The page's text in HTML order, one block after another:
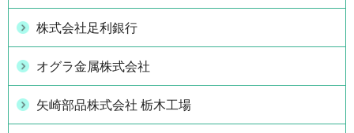
株式会社足利銀行
オグラ金属株式会社
矢崎部品株式会社 栃木工場